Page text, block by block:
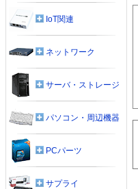
IoT関連
ネットワーク
サーバ・ストレージ
パソコン・周辺機器
PCパーツ
サプライ